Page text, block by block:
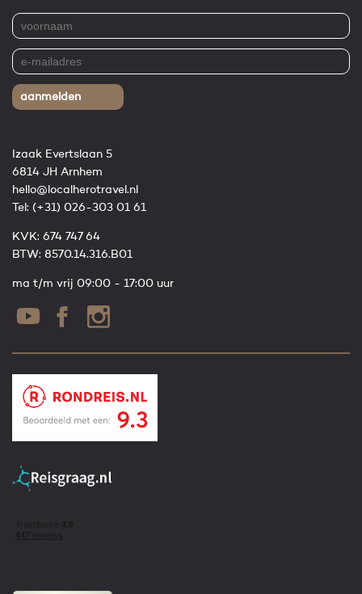
aanmelden
Izaak Evertslaan 5
6814 JH Arnhem
hello@localherotravel.nl
Tel: (+31) 026-303 01 61
KVK: 674 747 64
BTW: 8570.14.316.B01
ma t/m vrij 09:00 - 17:00 uur